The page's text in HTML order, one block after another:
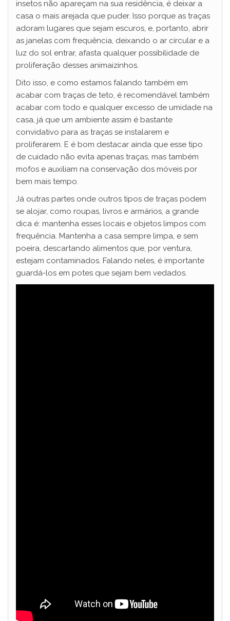
insetos não apareçam na sua residência, é deixar a
casa o mais arejada que puder. Isso porque as traças
adoram lugares que sejam escuros, e, portanto, abrir
as janelas com frequência, deixando o ar circular e a
luz do sol entrar, afasta qualquer possibilidade de
proliferação desses animaizinhos.
Dito isso, e como estamos falando também em
acabar com traças de teto, é recomendável também
acabar com todo e qualquer excesso de umidade na
casa, já que um ambiente assim é bastante
convidativo para as traças se instalarem e
proliferarem. E é bom destacar ainda que esse tipo
de cuidado não evita apenas traças, mas também
mofos e auxiliam na conservação dos móveis por
bem mais tempo.
Já outras partes onde outros tipos de traças podem
se alojar, como roupas, livros e armários, a grande
dica é: mantenha esses locais e objetos limpos com
frequência. Mantenha a casa sempre limpa, e sem
poeira, descartando alimentos que, por ventura,
estejam contaminados. Falando neles, é importante
guardá-los em potes que sejam bem vedados.